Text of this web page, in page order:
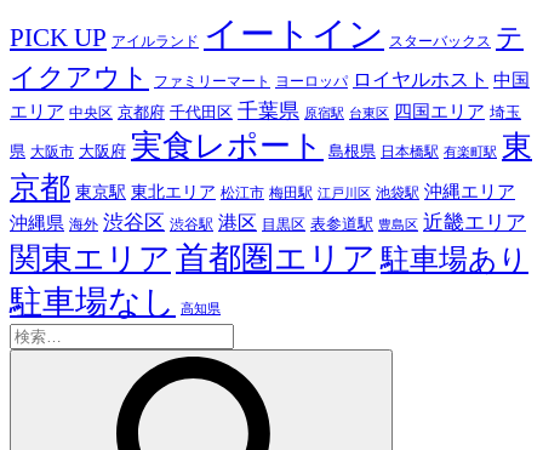
PICK UP アイルランド イートイン スターバックス テ
イクアウト
ファミリーマート ヨーロッパ ロイヤルホスト 中国
エリア 中央区 京都府 千代田区 千葉県 原宿駅 台東区 四国エリア 埼玉
県 大阪市 大阪府 実食レポート 島根県 日本橋駅 有楽町駅 東
京都 東京駅 東北エリア 松江市 梅田駅 江戸川区 池袋駅 沖縄エリア
沖縄県 海外 渋谷区 渋谷駅 港区 目黒区 表参道駅 豊島区 近畿エリア
関東エリア 首都圏エリア 駐車場あり
駐車場なし 高知県
検
索: